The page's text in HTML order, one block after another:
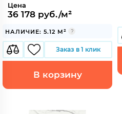
Цена
36 178 руб./м²
НАЛИЧИЕ: 5.12 М²
Заказ в 1 клик
В корзину